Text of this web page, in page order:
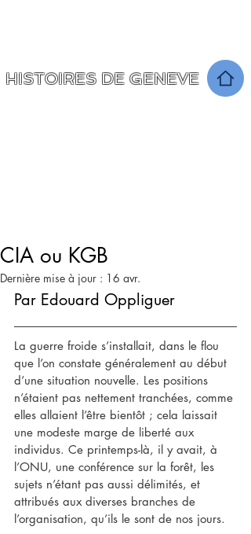
HISTOIRES DE GENEVE
CIA ou KGB
Dernière mise à jour : 16 avr.
Par Edouard Oppliguer
La guerre froide s’installait, dans le flou
que l’on constate généralement au début
d’une situation nouvelle. Les positions
n’étaient pas nettement tranchées, comme
elles allaient l’être bientôt ; cela laissait
une modeste marge de liberté aux
individus. Ce printemps-là, il y avait, à
l’ONU, une conférence sur la forêt, les
sujets n’étant pas aussi délimités, et
attribués aux diverses branches de
l’organisation, qu’ils le sont de nos jours.